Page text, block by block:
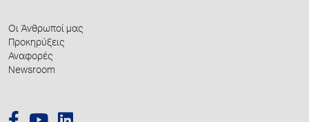
Οι Άνθρωποί μας
Προκηρύξεις
Αναφορές
Newsroom